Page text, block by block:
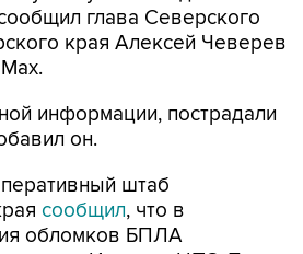
информации, пострадали
штаб
обломков БПЛА
на Ильском НПЗ. Тогда
пострадавших.